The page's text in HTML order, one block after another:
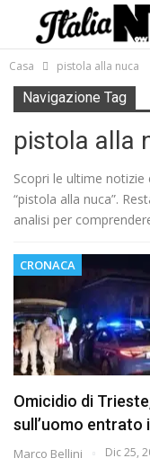
Casa pistola alla nuca
Navigazione Tag
pistola alla
Scopri le ultime
“pistola alla nuca”.
analisi per
CRONACA
Omicidio di
sull’uomo entrato
Marco Bellini Dic 25,